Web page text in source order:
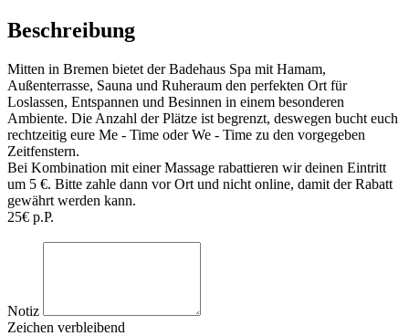
Beschreibung
Mitten in Bremen bietet der Badehaus Spa mit Hamam,
Außenterrasse, Sauna und Ruheraum den perfekten Ort für
Loslassen, Entspannen und Besinnen in einem besonderen
Ambiente. Die Anzahl der Plätze ist begrenzt, deswegen bucht euch
rechtzeitig eure Me - Time oder We - Time zu den vorgegeben
Zeitfenstern.
Bei Kombination mit einer Massage rabattieren wir deinen Eintritt
um 5 €. Bitte zahle dann vor Ort und nicht online, damit der Rabatt
gewährt werden kann.
25€ p.P.
Notiz
Zeichen verbleibend